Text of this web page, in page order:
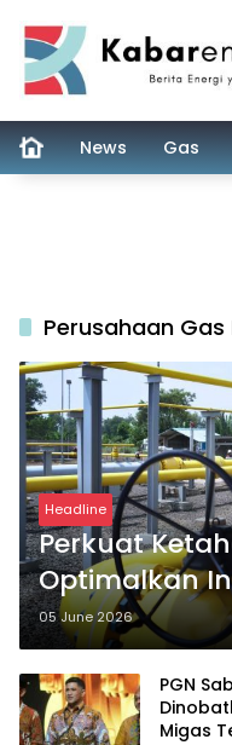
content
News Gas
Perusahaan
Headline
Perkuat
Optimalkan
Catat Kinerja
Kuartal I 2026
05 June 2026
PGN
Migas